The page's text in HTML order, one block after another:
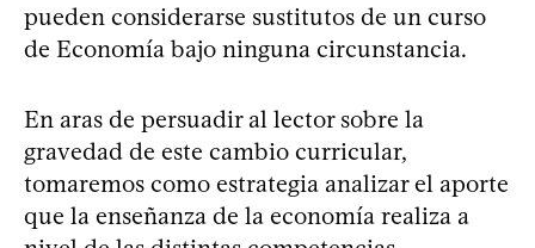
pueden considerarse sustitutos de un curso
de Economía bajo ninguna circunstancia.
En aras de persuadir al lector sobre la
gravedad de este cambio curricular,
tomaremos como estrategia analizar el aporte
que la enseñanza de la economía realiza a